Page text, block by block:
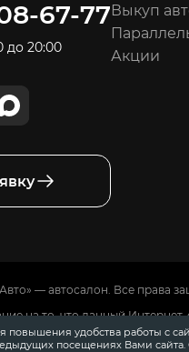
67-77
до 20:00
Выкуп
Акции
— автосалон. Все права
на то, что данный
Статьи 437
автосалонов Диалог Авто.
повышения удобства работы с
посещениях Вами